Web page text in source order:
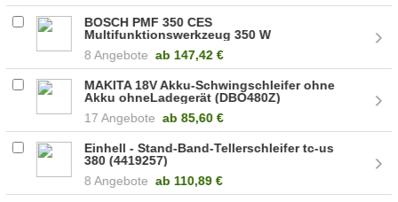
BOSCH PMF 350 CES
Multifunktionswerkzeug 350 W
8 Angebote ab 147,42 €
MAKITA 18V Akku-Schwingschleifer ohne
Akku ohneLadegerät (DBO480Z)
17 Angebote ab 85,60 €
Einhell - Stand-Band-Tellerschleifer tc-us
380 (4419257)
8 Angebote ab 110,89 €